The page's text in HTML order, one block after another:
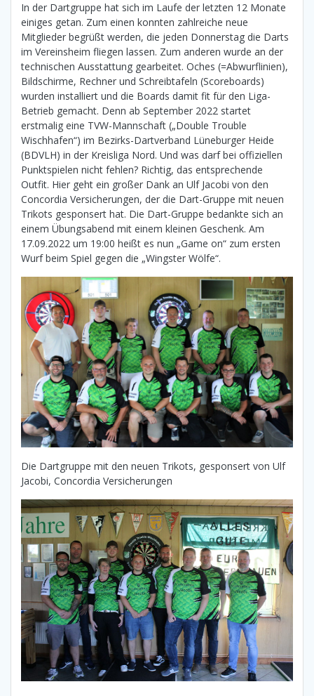
In der Dartgruppe hat sich im Laufe der letzten 12 Monate
einiges getan. Zum einen konnten zahlreiche neue
Mitglieder begrüßt werden, die jeden Donnerstag die Darts
im Vereinsheim fliegen lassen. Zum anderen wurde an der
technischen Ausstattung gearbeitet. Oches (=Abwurflinien),
Bildschirme, Rechner und Schreibtafeln (Scoreboards)
wurden installiert und die Boards damit fit für den Liga-
Betrieb gemacht. Denn ab September 2022 startet
erstmalig eine TVW-Mannschaft („Double Trouble
Wischhafen“) im Bezirks-Dartverband Lüneburger Heide
(BDVLH) in der Kreisliga Nord. Und was darf bei offiziellen
Punktspielen nicht fehlen? Richtig, das entsprechende
Outfit. Hier geht ein großer Dank an Ulf Jacobi von den
Concordia Versicherungen, der die Dart-Gruppe mit neuen
Trikots gesponsert hat. Die Dart-Gruppe bedankte sich an
einem Übungsabend mit einem kleinen Geschenk. Am
17.09.2022 um 19:00 heißt es nun „Game on“ zum ersten
Wurf beim Spiel gegen die „Wingster Wölfe“.
Die Dartgruppe mit den neuen Trikots, gesponsert von Ulf
Jacobi, Concordia Versicherungen